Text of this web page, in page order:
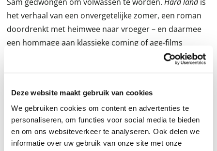
Deze website maakt gebruik van cookies
We gebruiken cookies om content en advertenties te
personaliseren, om functies voor social media te bieden
en om ons websiteverkeer te analyseren. Ook delen we
informatie over uw gebruik van onze site met onze
het verhaal van een onvergetelijke zomer, een roman
doordrenkt met heimwee naar vroeger – en daarmee
een hommage aan klassieke coming of age-films
‘Scène na scène zie je als het ware in technicolor voor
je. Smakelijk, warmhartig popcornvermaak.’ –Het Parool